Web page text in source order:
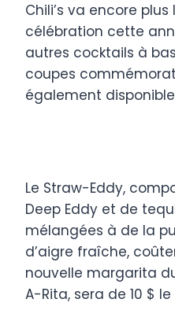
Chili’s va encore
célébration cette
autres cocktails à
coupes
également
Le Straw-Eddy,
Deep Eddy et de
mélangées à de la
d’aigre fraîche,
nouvelle margarita
A-Rita, sera de 10 $